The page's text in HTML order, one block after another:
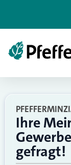
Ihre
gefragt!